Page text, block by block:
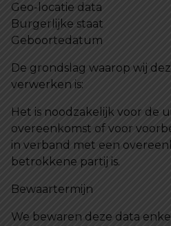
Geo-locatie data
Burgerlijke staat
Geboortedatum
De grondslag waarop wij
verwerken is:
Het is noodzakelijk voor de
overeenkomst of voor
in verband met een
betrokkene partij is.
Bewaartermijn
We bewaren deze data